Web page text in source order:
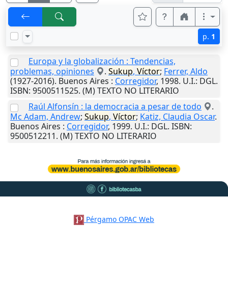
p. 1
Europa y la globalización : Tendencias,
problemas, opiniones
. Sukup, Víctor; Ferrer, Aldo
(1927-2016). Buenos Aires : Corregidor, 1998. U.I.: DGL.
ISBN: 9500511525. (M) TEXTO NO LITERARIO
Raúl Alfonsín : la democracia a pesar de todo
.
Mc Adam, Andrew; Sukup, Víctor; Katiz, Claudia Oscar.
Buenos Aires : Corregidor, 1999. U.I.: DGL. ISBN:
9500512211. (M) TEXTO NO LITERARIO
Pérgamo OPAC Web